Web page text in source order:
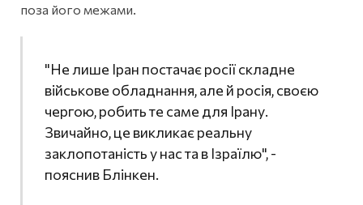
поза його межами.
"Не лише Іран постачає росії складне
військове обладнання, але й росія, своєю
чергою, робить те саме для Ірану.
Звичайно, це викликає реальну
заклопотаність у нас та в Ізраїлю", -
пояснив Блінкен.